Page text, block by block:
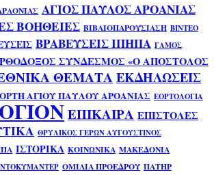
ΑΓΙΟΣ ΠΑΥΛΟΣ ΑΡΟΑΝΙΑΣ
ΒΟΗΘΕΙΕΣ ΒΙΒΛΙΟΠΑΡΟΥΣΙΑΣΗ ΒΙΝΤΕΟ
ΒΡΑΒΕΥΣΕΙΣ ΙΠΗΠΑ ΓΑΜΟΣ
ΣΥΝΔΕΣΜΟΣ «Ο ΑΠΟΣΤΟΛΟΣ
ΘΕΜΑΤΑΕΚΔΗΛΩΣΕΙΣ
ΑΓΙΟΥ ΠΑΥΛΟΥ ΑΡΟΑΝΙΑΣ ΕΟΡΤΟΛΟΓΙΑ
ΕΠΙΚΑΙΡΑ ΕΠΙΣΤΟΛΕΣ
ΘΡΥΛΙΚΟΣ ΓΕΡΩΝ ΑΥΓΟΥΣΤΙΝΟΣ
ΙΣΤΟΡΙΚΑ ΚΟΙΝΩΝΙΚΑ ΜΑΚΕΔΟΝΙΑ
ΝΤΟΚΥΜΑΝΤΕΡ ΟΜΙΛΙΑ ΠΡΟΕΔΡΟΥ ΠΑΤΗΡ